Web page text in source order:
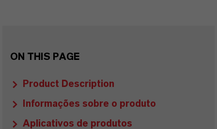
ON THIS PAGE
Product Description
Informações sobre o produto
Aplicativos de produtos